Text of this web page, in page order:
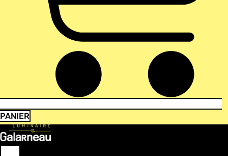
PANIER